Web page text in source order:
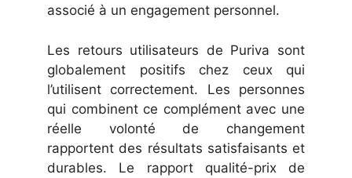
associé à un engagement personnel.
Les retours utilisateurs de Puriva sont
globalement positifs chez ceux qui
l’utilisent correctement. Les personnes
qui combinent ce complément avec une
réelle volonté de changement
rapportent des résultats satisfaisants et
durables. Le rapport qualité-prix de